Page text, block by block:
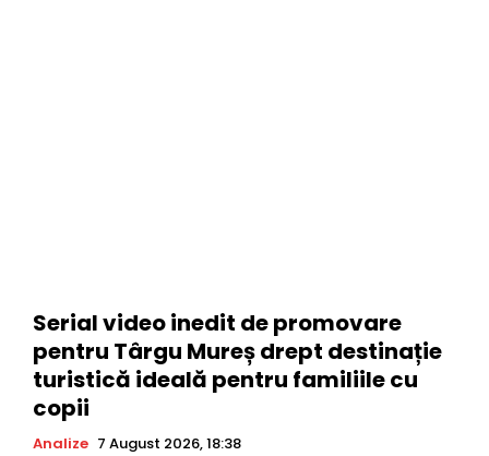
Serial video inedit de promovare
pentru Târgu Mureș drept destinație
turistică ideală pentru familiile cu
copii
Analize 7 August 2026, 18:38